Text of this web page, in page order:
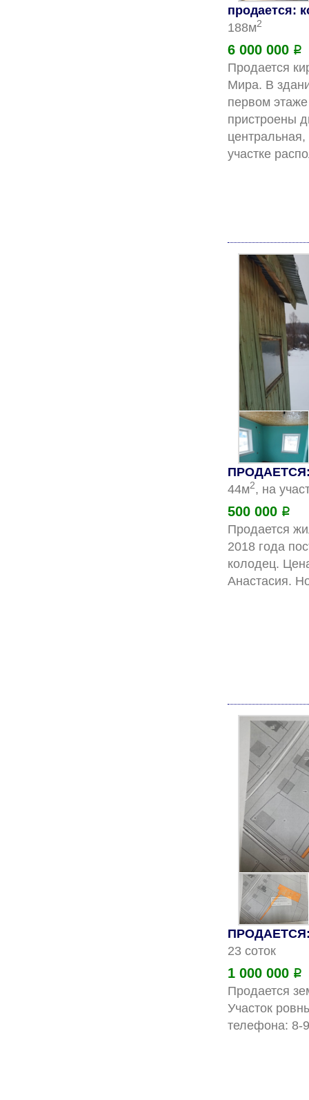
продается:
188м2
6 000 000 Р
Продается
Мира. В
первом
пристроены
ПРОДАЕТСЯ:
44м2, на
500 000 Р
Продается
2018 года
колодец.
ПРОДАЕТСЯ:
23 соток
1 000 000 Р
Продается
Участок